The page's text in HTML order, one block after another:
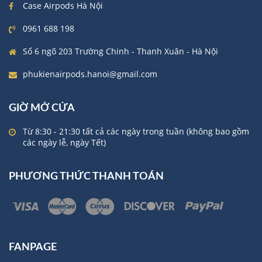
Case Airpods Hà Nội
0961 688 198
Số 6 ngõ 203 Trường Chinh - Thanh Xuân - Hà Nội
phukienairpods.hanoi@gmail.com
GIỜ MỞ CỬA
Từ 8:30 - 21:30 tất cả các ngày trong tuần (không bao gồm
các ngày lễ, ngày Tết)
PHƯƠNG THỨC THANH TOÁN
FANPAGE